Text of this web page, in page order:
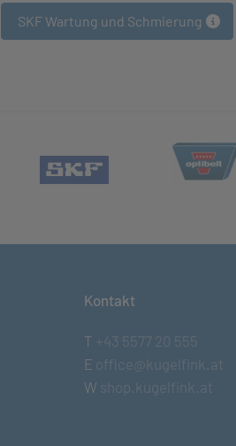
SKF Wartung und Schmierung
(öffnet in neuem Tab)
Kontakt
T +43 5577 20 555
E office@kugelfink.at
W shop.kugelfink.at